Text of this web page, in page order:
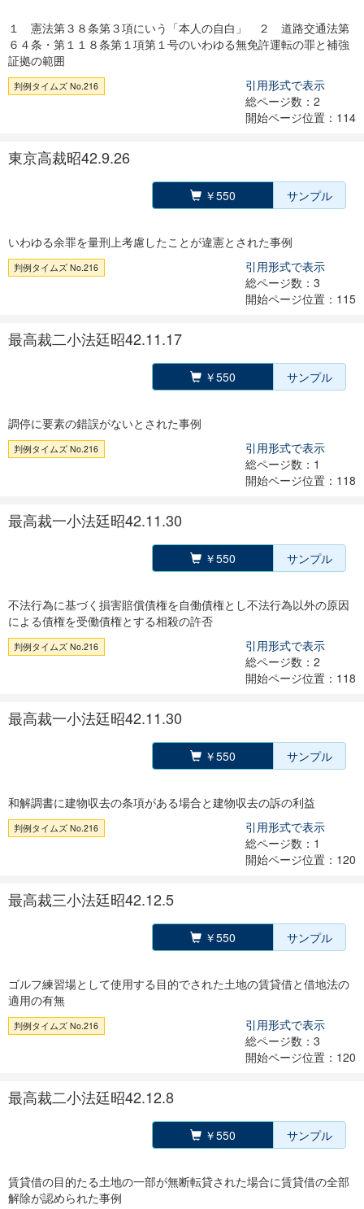
１ 憲法第３８条第３項にいう「本人の自白」 ２ 道路交通法第
６４条・第１１８条第１項第１号のいわゆる無免許運転の罪と補強
証拠の範囲
判例タイムズ No.216
引用形式で表示
総ページ数：2
開始ページ位置：114
東京高裁昭42.9.26
￥550 サンプル
いわゆる余罪を量刑上考慮したことが違憲とされた事例
判例タイムズ No.216
引用形式で表示
総ページ数：3
開始ページ位置：115
最高裁二小法廷昭42.11.17
￥550 サンプル
調停に要素の錯誤がないとされた事例
判例タイムズ No.216
引用形式で表示
総ページ数：1
開始ページ位置：118
最高裁一小法廷昭42.11.30
￥550 サンプル
不法行為に基づく損害賠償債権を自働債権とし不法行為以外の原因
による債権を受働債権とする相殺の許否
判例タイムズ No.216
引用形式で表示
総ページ数：2
開始ページ位置：118
最高裁一小法廷昭42.11.30
￥550 サンプル
和解調書に建物収去の条項がある場合と建物収去の訴の利益
判例タイムズ No.216
引用形式で表示
総ページ数：1
開始ページ位置：120
最高裁三小法廷昭42.12.5
￥550 サンプル
ゴルフ練習場として使用する目的でされた土地の賃貸借と借地法の
適用の有無
判例タイムズ No.216
引用形式で表示
総ページ数：3
開始ページ位置：120
最高裁二小法廷昭42.12.8
￥550 サンプル
賃貸借の目的たる土地の一部が無断転貸された場合に賃貸借の全部
解除が認められた事例